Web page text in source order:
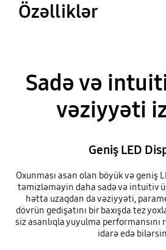
Özəlliklər
Sadə və
vəziyyəti
Geniş LED
Oxunması asan olan böyük və geniş
təmizləməyin daha sadə və intuitiv
hətta uzaqdan da vəziyyəti,
dövrün gedişatını bir baxışda tez
siz asanlıqla yuyulma performansını
idarə edə